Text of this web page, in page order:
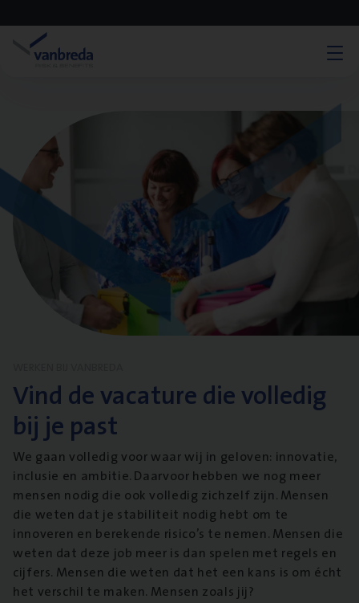
Vind de vacature die volledig
bij je past
We gaan volledig voor waar wij in geloven: innovatie,
inclusie en ambitie. Daarvoor hebben we nog meer
mensen nodig die ook volledig zichzelf zijn. Mensen
die weten dat je stabiliteit nodig hebt om te
innoveren en berekende risico’s te nemen. Mensen die
weten dat deze job meer is dan spelen met regels en
cijfers. Mensen die weten dat het een kans is om écht
het verschil te maken. Mensen zoals jij?